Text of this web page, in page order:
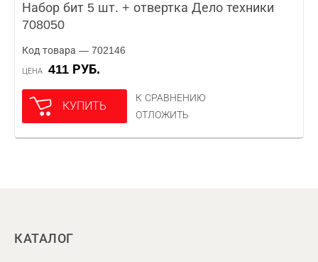
Набор бит 5 шт. + отвертка Дело техники
708050
Код товара — 702146
ЦЕНА 411 РУБ.
КУПИТЬ
К СРАВНЕНИЮ
ОТЛОЖИТЬ
КАТАЛОГ